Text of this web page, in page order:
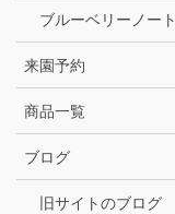
ブルーベリーノート
来園予約
商品一覧
ブログ
旧サイトのブログ